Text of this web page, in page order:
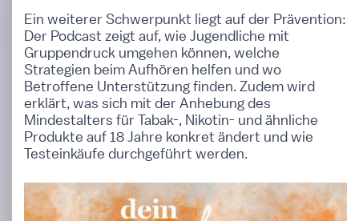
Ein weiterer Schwerpunkt liegt auf der Prävention:
Der Podcast zeigt auf, wie Jugendliche mit
Gruppendruck umgehen können, welche
Strategien beim Aufhören helfen und wo
Betroffene Unterstützung finden. Zudem wird
erklärt, was sich mit der Anhebung des
Mindestalters für Tabak-, Nikotin- und ähnliche
Produkte auf 18 Jahre konkret ändert und wie
Testeinkäufe durchgeführt werden.